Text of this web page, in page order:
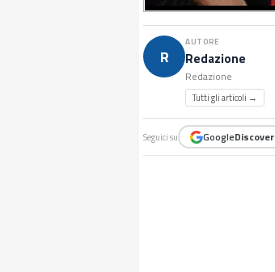
R
AUTORE
Redazione
Redazione
Tutti gli articoli →
Seguici su GoogleDiscover